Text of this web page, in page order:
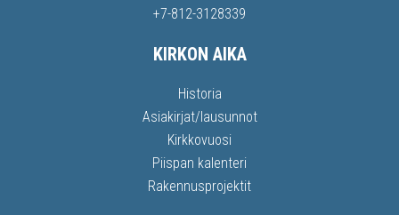
+7-812-3128339
KIRKON AIKA
Historia
Asiakirjat/lausunnot
Kirkkovuosi
Piispan kalenteri
Rakennusprojektit